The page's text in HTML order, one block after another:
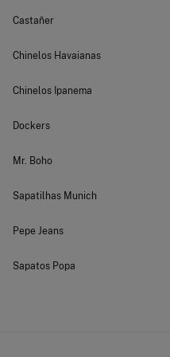
Castañer
Chinelos Havaianas
Chinelos Ipanema
Dockers
Mr. Boho
Sapatilhas Munich
Pepe Jeans
Sapatos Popa